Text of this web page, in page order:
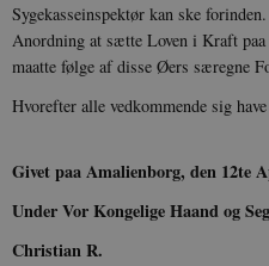
Sygekasseinspektør kan ske
Anordning at sætte Loven i Kraft
maatte følge af disse Øers særegne
Hvorefter alle vedkommende sig
Givet paa Amalienborg, den 12te
Under Vor Kongelige Haand og
Christian R.